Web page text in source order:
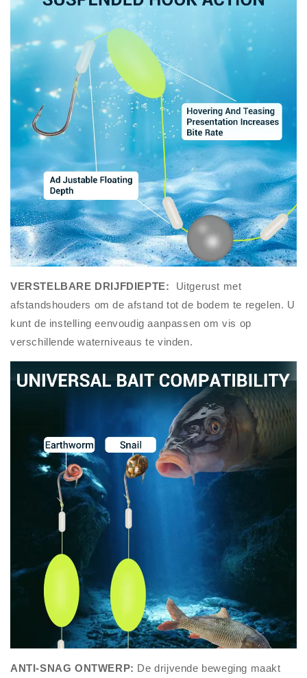
VERSTELBARE DRIJFDIEPTE: Uitgerust met
afstandshouders om de afstand tot de bodem te regelen. U
kunt de instelling eenvoudig aanpassen om vis op
verschillende waterniveaus te vinden.
ANTI-SNAG ONTWERP: De drijvende beweging maakt